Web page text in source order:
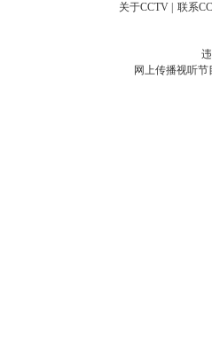
关于CCTV 联系
网上传播视听节